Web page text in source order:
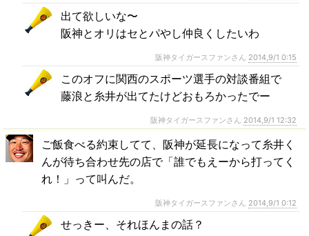
出て欲しいな〜
阪神とオリはセとパやし仲良くしたいわ
阪神タイガースファンさん 2014,9/1 0:15
このオフに関西のスポーツ選手の対談番組で
藤浪と糸井が出てたけどおもろかったでー
阪神タイガースファンさん 2014,9/1 12:32
ご飯食べる約束してて、阪神が延長になって糸井く
んが待ち合わせ先の店で「誰でもえーから打ってく
れ！」って叫んだ。
阪神タイガースファンさん 2014,9/1 0:12
せっきー、それほんまの話？